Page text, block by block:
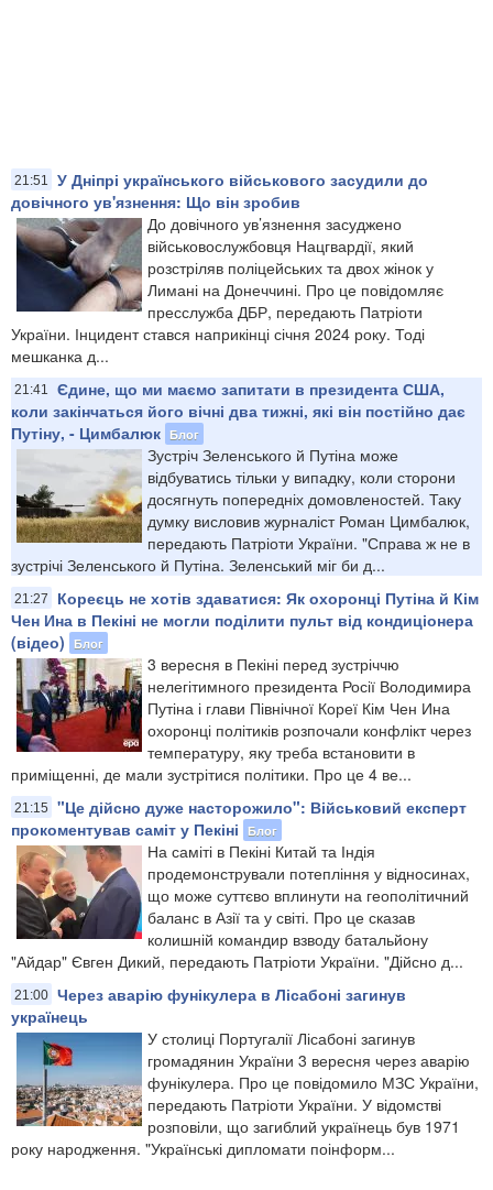
21:51
У Дніпрі українського військового засудили до
довічного ув'язнення: Що він зробив
До довічного ув’язнення засуджено
військовослужбовця Нацгвардії, який
розстріляв поліцейських та двох жінок у
Лимані на Донеччині. Про це повідомляє
пресслужба ДБР, передають Патріоти
України. Інцидент стався наприкінці січня 2024 року. Тоді
мешканка д...
21:41
Єдине, що ми маємо запитати в президента США,
коли закінчаться його вічні два тижні, які він постійно дає
Путіну, - Цимбалюк Блог
Зустріч Зеленського й Путіна може
відбуватись тільки у випадку, коли сторони
досягнуть попередніх домовленостей. Таку
думку висловив журналіст Роман Цимбалюк,
передають Патріоти України. "Справа ж не в
зустрічі Зеленського й Путіна. Зеленський міг би д...
21:27
Кореєць не хотів здаватися: Як охоронці Путіна й Кім
Чен Ина в Пекіні не могли поділити пульт від кондиціонера
(відео)
Блог
3 вересня в Пекіні перед зустріччю
нелегітимного президента Росії Володимира
Путіна і глави Північної Кореї Кім Чен Ина
охоронці політиків розпочали конфлікт через
температуру, яку треба встановити в
приміщенні, де мали зустрітися політики. Про це 4 ве...
21:15
"Це дійсно дуже насторожило": Військовий експерт
прокоментував саміт у Пекіні
Блог
На саміті в Пекіні Китай та Індія
продемонстрували потепління у відносинах,
що може суттєво вплинути на геополітичний
баланс в Азії та у світі. Про це сказав
колишній командир взводу батальйону
"Айдар" Євген Дикий, передають Патріоти України. "Дійсно д...
21:00 Через аварію фунікулера в Лісабоні загинув
українець
У столиці Португалії Лісабоні загинув
громадянин України 3 вересня через аварію
фунікулера. Про це повідомило МЗС України,
передають Патріоти України. У відомстві
розповіли, що загиблий українець був 1971
року народження. "Українські дипломати поінформ...